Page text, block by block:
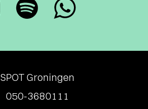
SPOT Groningen
050-3680111